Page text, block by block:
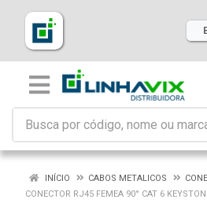
INÍCIO CABOS METALICOS
CONECTOR RJ45 FEMEA 90° CAT 6